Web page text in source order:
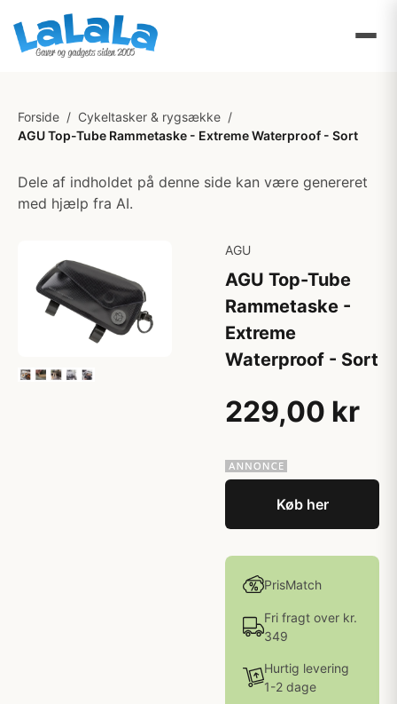
Forside / Cykeltasker & rygsække /
AGU Top-Tube Rammetaske - Extreme Waterproof - Sort
Dele af indholdet på denne side kan være genereret
med hjælp fra AI.
AGU
AGU Top-Tube
Rammetaske -
Extreme
Waterproof - Sort
229,00 kr
Køb her
PrisMatch
Fri fragt over kr.
349
Hurtig levering
1-2 dage